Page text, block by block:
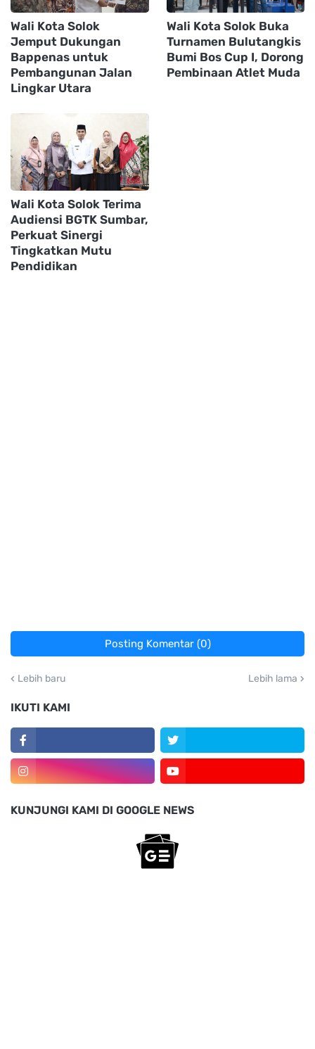
Wali Kota Solok
Jemput Dukungan
Bappenas untuk
Pembangunan Jalan
Lingkar Utara
Wali Kota Solok Buka
Turnamen Bulutangkis
Bumi Bos Cup I, Dorong
Pembinaan Atlet Muda
Wali Kota Solok Terima
Audiensi BGTK Sumbar,
Perkuat Sinergi
Tingkatkan Mutu
Pendidikan
Posting Komentar (0)
Lebih baru Lebih lama
IKUTI KAMI
KUNJUNGI KAMI DI GOOGLE NEWS